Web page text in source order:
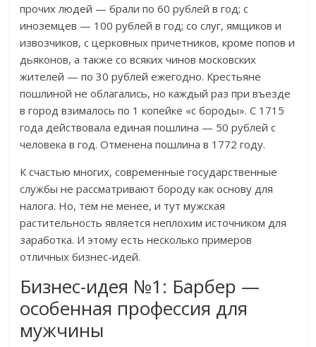
прочих людей — брали по 60 рублей в год; с
иноземцев — 100 рублей в год; со слуг, ямщиков и
извозчиков, с церковных причетников, кроме попов и
дьяконов, а также со всяких чинов московских
жителей — по 30 рублей ежегодно. Крестьяне
пошлиной не облагались, но каждый раз при въезде
в город взималось по 1 копейке «с бороды». С 1715
года действовала единая пошлина — 50 рублей с
человека в год. Отменена пошлина в 1772 году.
К счастью многих, современные государственные
службы не рассматривают бороду как основу для
налога. Но, тем не менее, и тут мужская
растительность является неплохим источником для
заработка. И этому есть несколько примеров
отличных бизнес-идей.
Бизнес-идея №1: Барбер —
особенная профессия для
мужчины